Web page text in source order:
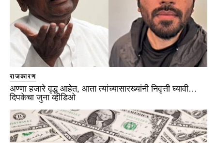
राजकारण
अण्णा हजारे वृद्ध आहेत, आता त्यांच्यासारख्यांनी निवृत्ती घ्यावी…
दिपकेचा जुना व्हीडिओ